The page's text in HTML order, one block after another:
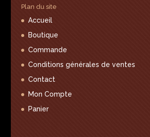
Plan du site
Accueil
Boutique
Commande
Conditions générales de ventes
Contact
Mon Compte
Panier